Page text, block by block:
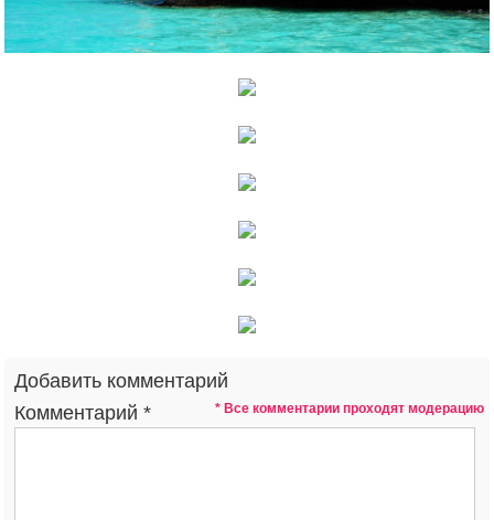
Добавить комментарий
* Все комментарии проходят модерацию
Комментарий*